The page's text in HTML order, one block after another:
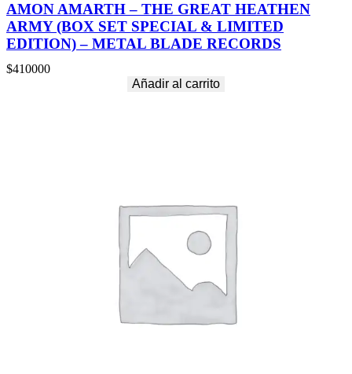
AMON AMARTH – THE GREAT HEATHEN
ARMY (BOX SET SPECIAL & LIMITED
EDITION) – METAL BLADE RECORDS
$410000
Añadir al carrito